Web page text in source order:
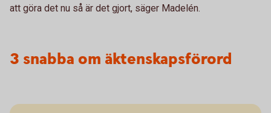
att göra det nu så är det gjort, säger Madelén.
3 snabba om äktenskapsförord